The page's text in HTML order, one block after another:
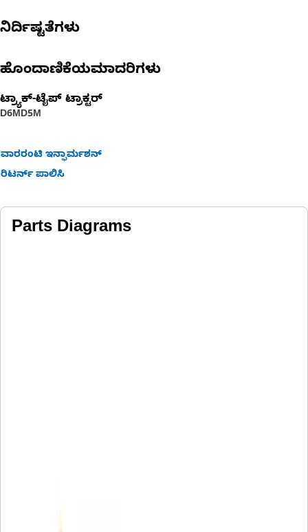
ನಿರ್ದಿಷ್ಟತೆಗಳು
ಹೊಂದಾಣಿಕೆಯಮಾದರಿಗಳು
ಟ್ರ್ಯಾಕ್-ಟೈಪ್ ಟ್ರಾಕ್ಟರ್
D6MD5M
ವಾರರಂಟಿ ಇನ್ಫಾರ್ಮಶನ್
ರಿಟರ್ನ್ ಪಾಲಿಸಿ
Parts Diagrams